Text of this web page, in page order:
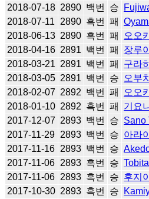
2018-07-18 2890 백번 승
2018-07-11
2890 흑번 패
2018-06-13 2890 흑번 패 오오
2018-04-16 2891 백번 패 장루
2018-03-21 2891 백번 패 구라
2018-03-05 2891 백번 승 오부
2018-02-07 2892 백번 패 오오
2018-01-10 2892 흑번 패 기요
2017-12-07 2893 백번 승 Sano
2017-11-29 2893 백번 승 아라
2017-11-16 2893 백번 승
2017-11-06 2893 흑번 승
2017-11-06 2893 흑번 승 후지
2017-10-30 2893 흑번 승